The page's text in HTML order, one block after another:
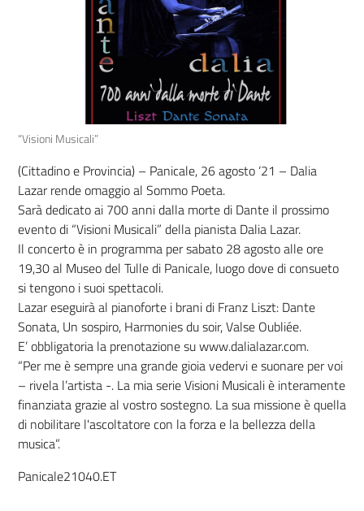
“Visioni Musicali”
(Cittadino e Provincia) – Panicale, 26 agosto ‘21 – Dalia
Lazar rende omaggio al Sommo Poeta.
Sarà dedicato ai 700 anni dalla morte di Dante il prossimo
evento di “Visioni Musicali” della pianista Dalia Lazar.
Il concerto è in programma per sabato 28 agosto alle ore
19,30 al Museo del Tulle di Panicale, luogo dove di consueto
si tengono i suoi spettacoli.
Lazar eseguirà al pianoforte i brani di Franz Liszt: Dante
Sonata, Un sospiro, Harmonies du soir, Valse Oubliée.
E’ obbligatoria la prenotazione su www.dalialazar.com.
“Per me è sempre una grande gioia vedervi e suonare per voi
– rivela l’artista -. La mia serie Visioni Musicali è interamente
finanziata grazie al vostro sostegno. La sua missione è quella
di nobilitare l'ascoltatore con la forza e la bellezza della
musica”.
Panicale21040.ET